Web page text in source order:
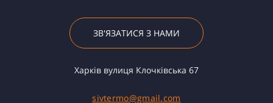
ЗВ'ЯЗАТИСЯ З НАМИ
Харків вулиця Клочківська 67
sivtermo@gmail.com